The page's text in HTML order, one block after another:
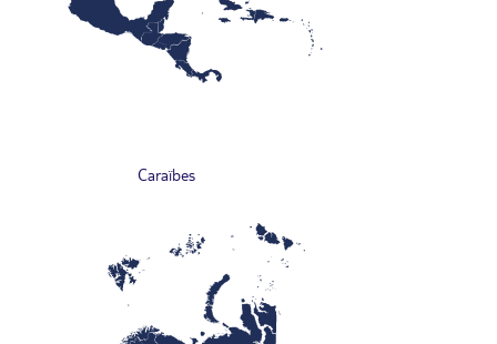
Caraïbes